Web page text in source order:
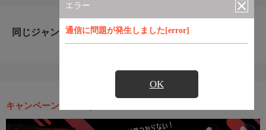
エラー
通信に問題が発生しました[error]
OK
同じジャンルのおすすめ番組
キャンペーン・お得な情報